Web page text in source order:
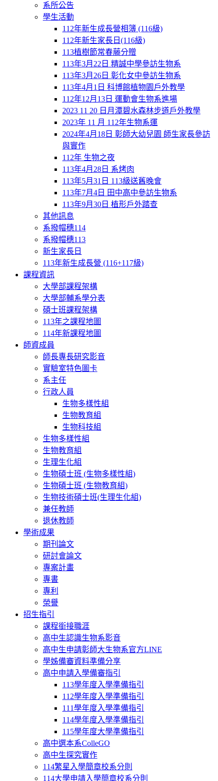
系所公告
學生活動
112年新生成長營相簿 (116級)
112年新生家長日(116級)
113植樹節常春藤分贈
113年3月22日 精誠中學參訪生物系
113年3月26日 彰化女中參訪生物系
113年4月1日 科博館植物園戶外教學
112年12月13日 運動會生物系進場
2023 11 20 日月潭碧水森林步道戶外教學
2023年 11 月 112年生物系運
2024年4月18日 彰師大幼兒園 師生家長參訪
與實作
112年 生物之夜
113年4月28日 系烤肉
113年5月31日 113級送舊晚會
113年7月4日 田中高中參訪生物系
113年9月30日 植形戶外踏查
其他訊息
系撥帽穗114
系撥帽穗113
新生家長日
113年新生成長營 (116+117級)
課程資訊
大學部課程架構
大學部輔系學分表
碩士班課程架構
113年之課程地圖
114年新課程地圖
師資成員
師長專長研究影音
實驗室特色圖卡
系主任
行政人員
生物多樣性組
生物教育組
生物科技組
生物多樣性組
生物教育組
生理生化組
生物碩士班 (生物多樣性組)
生物碩士班 (生物教育組)
生物技術碩士班(生理生化組)
兼任教師
退休教師
學術成果
期刊論文
研討會論文
專案計畫
專書
專利
榮譽
招生指引
課程銜接職涯
高中生認識生物系影音
高中生申請彰師大生物系官方LINE
學姊備審資料準備分享
高中申請入學備審指引
113學年度入學準備指引
112學年度入學準備指引
111學年度入學準備指引
114學年度入學準備指引
115學年度大學準備指引
高中選本系ColleGO
高中生探究實作
114繁星入學簡章校系分則
114大學申請入學簡章校系分則